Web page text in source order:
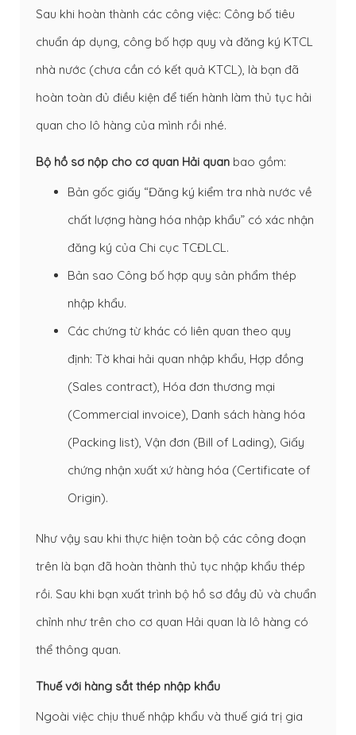
Sau khi hoàn thành các công việc: Công bố tiêu
chuẩn áp dụng, công bố hợp quy và đăng ký KTCL
nhà nước (chưa cần có kết quả KTCL), là bạn đã
hoàn toàn đủ điều kiện để tiến hành làm thủ tục hải
quan cho lô hàng của mình rồi nhé.
Bộ hồ sơ nộp cho cơ quan Hải quan bao gồm:
Bản gốc giấy “Đăng ký kiểm tra nhà nước về
chất lượng hàng hóa nhập khẩu” có xác nhận
đăng ký của Chi cục TCĐLCL.
Bản sao Công bố hợp quy sản phẩm thép
nhập khẩu.
Các chứng từ khác có liên quan theo quy
định: Tờ khai hải quan nhập khẩu, Hợp đồng
(Sales contract), Hóa đơn thương mại
(Commercial invoice), Danh sách hàng hóa
(Packing list), Vận đơn (Bill of Lading), Giấy
chứng nhận xuất xứ hàng hóa (Certificate of
Origin).
Như vậy sau khi thực hiện toàn bộ các công đoạn
trên là bạn đã hoàn thành thủ tục nhập khẩu thép
rồi. Sau khi bạn xuất trình bộ hồ sơ đầy đủ và chuẩn
chỉnh như trên cho cơ quan Hải quan là lô hàng có
thể thông quan.
Thuế với hàng sắt thép nhập khẩu
Ngoài việc chịu thuế nhập khẩu và thuế giá trị gia